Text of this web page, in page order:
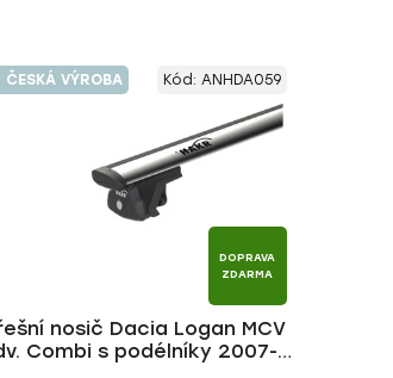
ČESKÁ VÝROBA
DOPRAVA
ZDARMA
nosič Dacia Logan MCV
Combi s podélníky 2007-
Kód: ANHDA059